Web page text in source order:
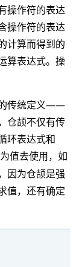
操作符的表达
操作符的表达
计算而得到的
算表达式。操
的传统定义——
仓颉不仅有传
环表达式和
值去使用，如
因为仓颉是强
值，还有确定